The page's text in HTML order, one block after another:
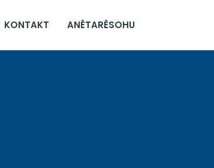
KONTAKT ANËTARËSOHU